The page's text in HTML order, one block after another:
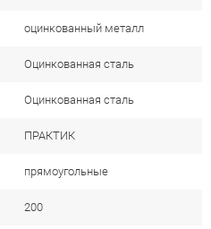
оцинкованный металл
Оцинкованная сталь
Оцинкованная сталь
ПРАКТИК
прямоугольные
200